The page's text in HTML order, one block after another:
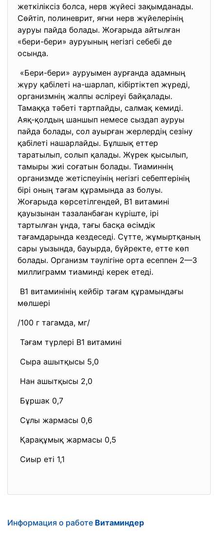
жеткіліксіз болса, нерв жүйесі зақымданады.
Сөйтіп, полиневрит, яғни нерв жүйелерінің
ауруы пайда болады. Жоғарыда айтылған
«бери-бери» ауруының негізгі себебі де
осында.
«Бери-бери» ауруымен аурғанда адамның
жүру қабілеті на-шарлап, кібіртіктеп жүреді,
организмнің жалпы әсліреуі байқалады.
Тамаққа тәбеті тартпайды, салмақ кемиді.
Аяқ-қолдың шаншып немесе сыздап ауруы
пайда болады, сол ауырған жерлердің сезіну
қабілеті нашарлайды. Бұлшық еттер
таратылып, солып қалады. Жүрек қысылып,
тамыры жиі соғатын болады. Тиаминнің
организмде жетіспеуінің негізгі себептерінің
бірі оның тағам құрамында аз болуы.
Жоғарыда көрсетілгендей, В1 витамині
қауызынан тазаланбаған күріште, ірі
тартылған ұнда, тағы басқа өсімдік
тағамдарында кездеседі. Сүтте, жұмыртқаның
сары уызында, бауырда, бүйректе, етте көп
болады. Организм тәулігіне орта есеппен 2—3
миллиграмм тиаминді керек етеді.
В1 витаминінің кейбір тағам құрамындағы
мөлшері
/100 г тагамда, мг/
Тағам түрлері В1 витамині
Сыра ашытқысы 5,0
Нан ашытқысы 2,0
Бұршак 0,7
Сұлы жармасы 0,6
Қарақұмық жармасы 0,5
Сиыр еті 1,1
Информация о работе Витаминдер